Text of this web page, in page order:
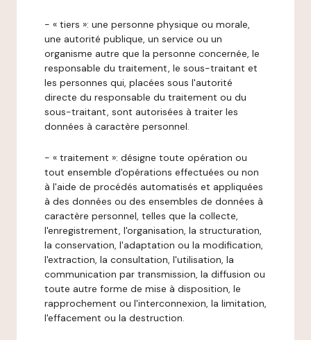
- « tiers »: une personne physique ou morale,
une autorité publique, un service ou un
organisme autre que la personne concernée, le
responsable du traitement, le sous-traitant et
les personnes qui, placées sous l'autorité
directe du responsable du traitement ou du
sous-traitant, sont autorisées à traiter les
données à caractère personnel.
- « traitement »: désigne toute opération ou
tout ensemble d'opérations effectuées ou non
à l'aide de procédés automatisés et appliquées
à des données ou des ensembles de données à
caractère personnel, telles que la collecte,
l'enregistrement, l'organisation, la structuration,
la conservation, l'adaptation ou la modification,
l'extraction, la consultation, l'utilisation, la
communication par transmission, la diffusion ou
toute autre forme de mise à disposition, le
rapprochement ou l'interconnexion, la limitation,
l'effacement ou la destruction.